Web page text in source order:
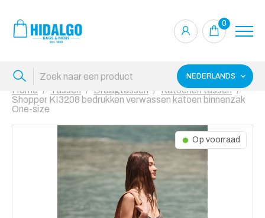
0
NEDERLANDS
Home Tassen Draagtassen
Katoenen tassen
Shopper KI3208 bedrukken verwassen katoen binnenzak
One-size
Op voorraad